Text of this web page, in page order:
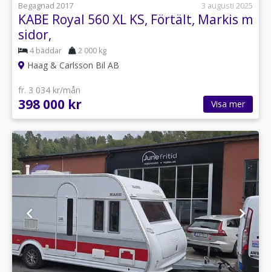
Begagnad 2017
3 augusti 2025
KABE Royal 560 XL KS, Förtält, Markis m
sidor,
4 bäddar 2 000 kg
Haag & Carlsson Bil AB
fr. 3 034 kr/mån
398 000 kr Visa mer